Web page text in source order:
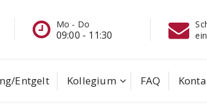
Schreiben Sie uns
eine Mail
Entgelt Kollegium FAQ